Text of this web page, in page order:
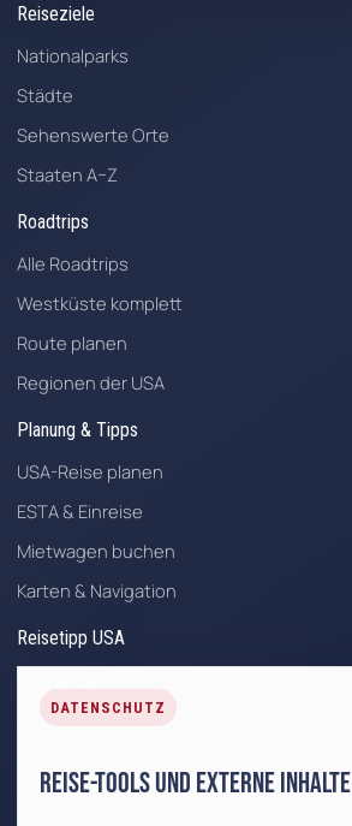
Reiseziele
Nationalparks
Städte
Sehenswerte Orte
Staaten A–Z
Roadtrips
Alle Roadtrips
Westküste komplett
Route planen
Regionen der USA
Planung & Tipps
USA-Reise planen
ESTA & Einreise
Mietwagen buchen
Karten & Navigation
Reisetipp USA
Roadtrip Blog
DATENSCHUTZ
Reise-Tools und externe Inhalte